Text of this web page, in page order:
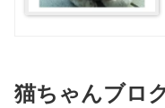
猫ちゃんブロ